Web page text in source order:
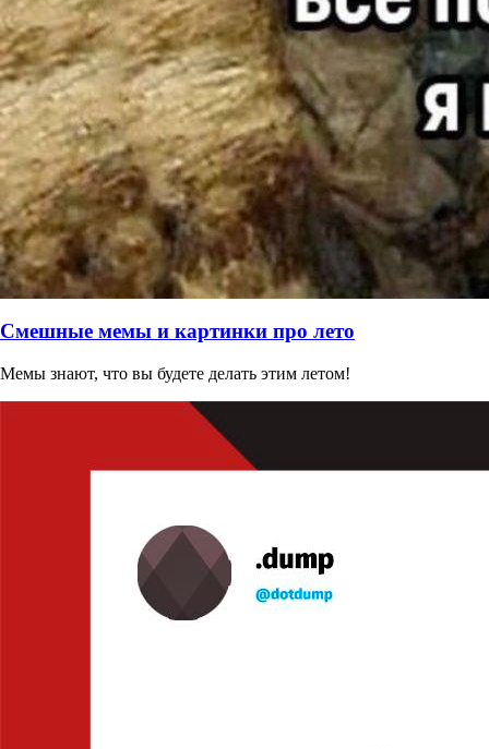
Смешные мемы и картинки про лето
Мемы знают, что вы будете делать этим летом!